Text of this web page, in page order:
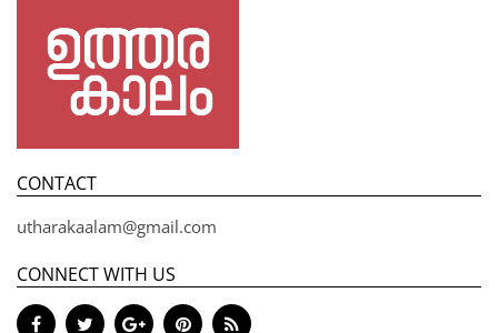
CONTACT
utharakaalam@gmail.com
CONNECT WITH US